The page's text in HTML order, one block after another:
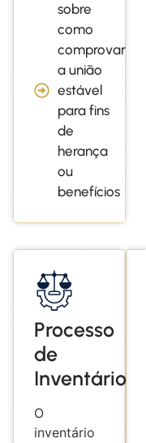
sobre
como
comprovar
a união
estável
para fins
de
herança
ou
benefícios
Processo
de
Inventário
O
inventário